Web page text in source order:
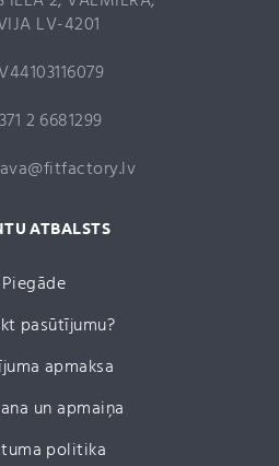
LV-4201
2 6681299
ATBALSTS
Piegāde
pasūtījumu?
apmaksa
un apmaiņa
politika